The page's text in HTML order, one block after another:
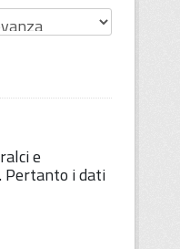
e
Pertanto i dati